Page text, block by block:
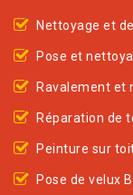
Nettoyage et
Pose et
Ravalement et
Réparation de
Peinture sur
Pose de velux